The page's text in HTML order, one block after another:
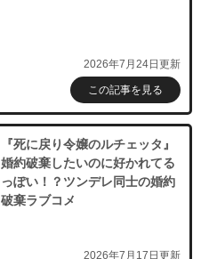
2026年7月24日更新
この記事を見る
『死に戻り令嬢のルチェッタ』
婚約破棄したいのに好かれてる
っぽい！？ツンデレ同士の婚約
破棄ラブコメ
2026年7月17日更新